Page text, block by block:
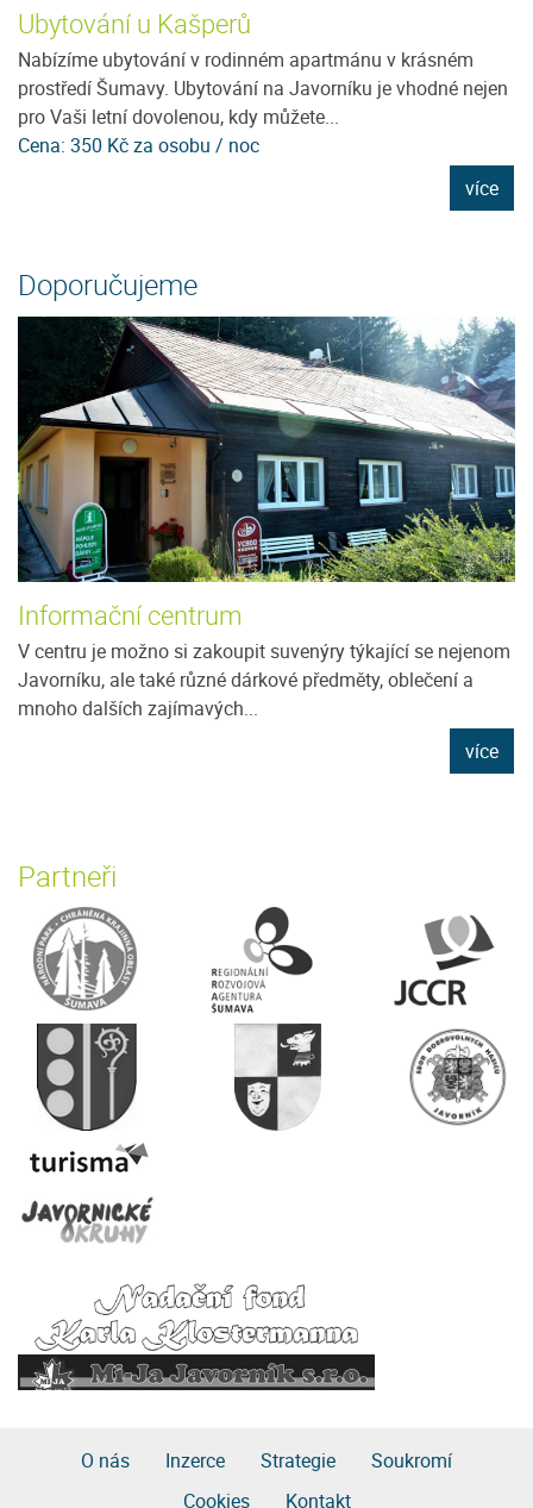
Ubytování u Kašperů
Nabízíme ubytování v rodinném apartmánu v krásném
prostředí Šumavy. Ubytování na Javorníku je vhodné nejen
pro Vaši letní dovolenou, kdy můžete...
Cena: 350 Kč za osobu / noc
více
Doporučujeme
Informační centrum
V centru je možno si zakoupit suvenýry týkající se nejenom
Javorníku, ale také různé dárkové předměty, oblečení a
mnoho dalších zajímavých...
více
Partneři
O nás Inzerce Strategie
Soukromí
Cookies
Kontakt